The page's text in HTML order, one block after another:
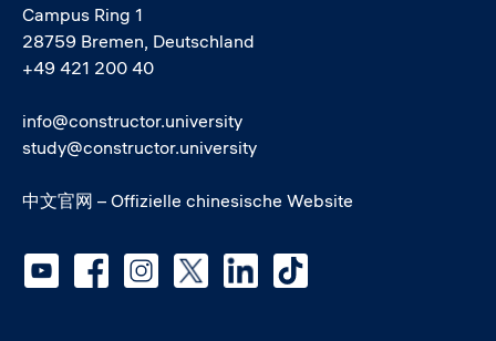
Campus Ring 1
28759 Bremen, Deutschland
+49 421 200 40
info@constructor.university
study@constructor.university
中文官网 – Offizielle chinesische Website
Social media